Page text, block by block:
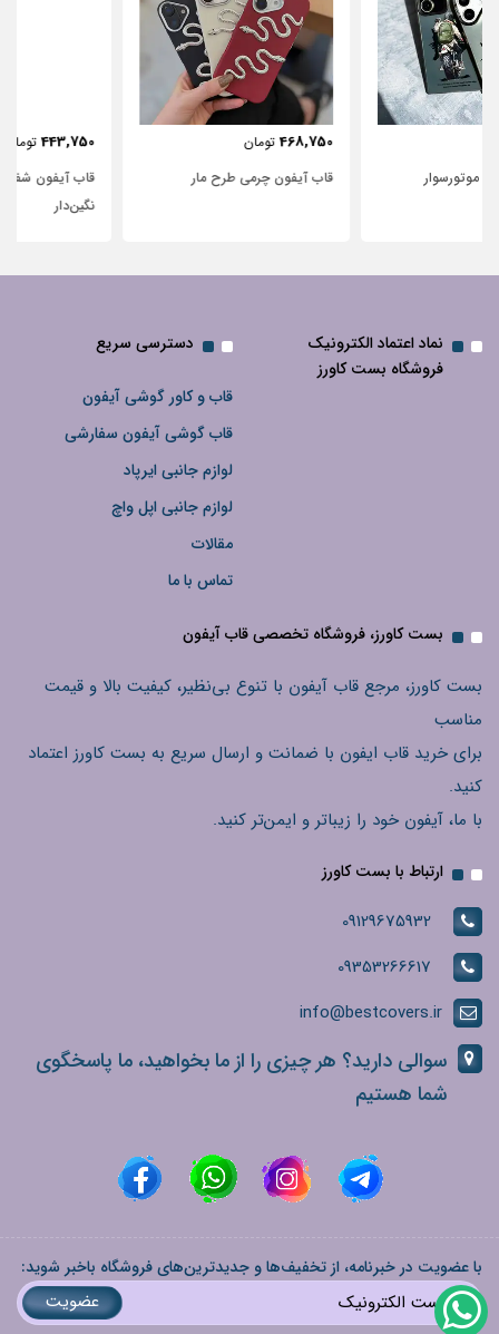
قاب آیفون چرمی طرح مار
قاب آیفون شفاف با پاپیون سفید و
نماد اعتماد الکترونیک
فروشگاه بست کاورز
دسترسی سریع
قاب و کاور گوشی آیفون
قاب گوشی آیفون سفارشی
لوازم جانبی ایرپاد
لوازم جانبی اپل واچ
مقالات
تماس با ما
بست کاورز، فروشگاه تخصصی قاب آیفون
بست کاورز، مرجع قاب آیفون با تنوع بی‌نظیر، کیفیت بالا و قیمت
مناسب
برای خرید قاب ایفون با ضمانت و ارسال سریع به بست کاورز اعتماد
کنید.
با ما، آیفون خود را زیباتر و ایمن‌تر کنید.
ارتباط با بست کاورز
09129675932
09353266617
info@bestcovers.ir
سوالی دارید؟ هر چیزی را از ما بخواهید، ما پاسخگوی
شما هستیم
با عضویت در خبرنامه، از تخفیف‌ها و جدیدترین‌های فروشگاه باخبر شوید:
عضویت